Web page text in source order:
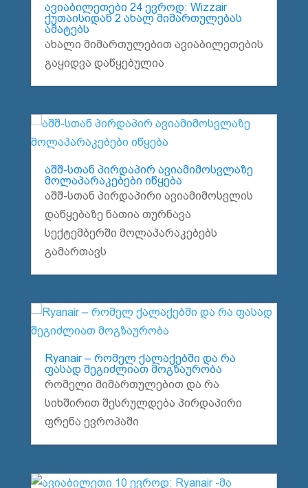
ავიაბილეთები 24 ევროდ: Wizzair
ქუთაისიდან 2 ახალ მიმართულებას
ამატებს
ახალი მიმართულებით ავიაბილეთების
გაყიდვა დაწყებულია
აშშ-სთან პირდაპირ ავიამიმოსვლაზე
მოლაპარაკებები იწყება
აშშ-სთან პირდაპირი ავიამიმოსვლის
დაწყებაზე ნათია თურნავა
სექტემბერში მოლაპარაკებებს
გამართავს
Ryanair – რომელ ქალაქებში და რა
ფასად შეგიძლიათ მოგზაურობა
რომელი მიმართულებით და რა
სიხშირით შესრულდება პირდაპირი
ფრენა ევროპაში